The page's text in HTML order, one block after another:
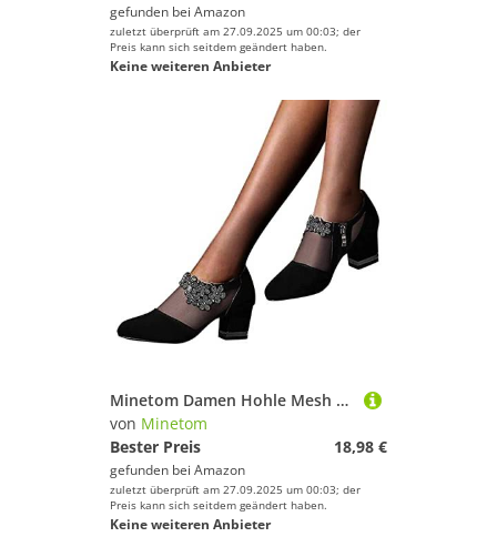
gefunden bei Amazon
zuletzt überprüft am 27.09.2025 um 00:03; der
Preis kann sich seitdem geändert haben.
Keine weiteren Anbieter
Minetom Damen Hohle Mesh Stiefeletten Retro Blume Strass Geschlossene mit Blockabsatz Modische Netz Damenschuhe Bootsschuhe Freizeitschuhe Partyschuhe Lateinische Tanzschuhe A2 Schwarz 43 EU
von Minetom
Bester Preis
18,98 €
gefunden bei Amazon
zuletzt überprüft am 27.09.2025 um 00:03; der
Preis kann sich seitdem geändert haben.
Keine weiteren Anbieter